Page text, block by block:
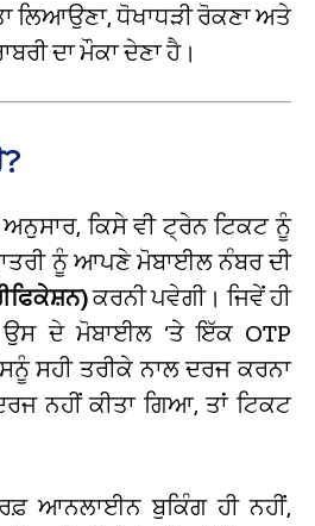
ਲਿਆਉਣਾ, ਧੋਖਾਧੜੀ ਰੋਕਣਾ ਅਤੇ
ਦਾ ਮੌਕਾ ਦੇਣਾ ਹੈ।
ਕਿਸੇ ਵੀ ਟ੍ਰੇਨ ਟਿਕਟ ਨੂੰ
ਨੂੰ ਆਪਣੇ ਮੋਬਾਈਲ ਨੰਬਰ ਦੀ
ਕਰਨੀ ਪਵੇਗੀ। ਜਿਵੇਂ ਹੀ
ਦੇ ਮੋਬਾਈਲ ‘ਤੇ ਇੱਕ OTP
ਸਹੀ ਤਰੀਕੇ ਨਾਲ ਦਰਜ ਕਰਨਾ
ਨਹੀਂ ਕੀਤਾ ਗਿਆ, ਤਾਂ ਟਿਕਟ
ਆਨਲਾਈਨ ਬੁਕਿੰਗ ਹੀ ਨਹੀਂ,